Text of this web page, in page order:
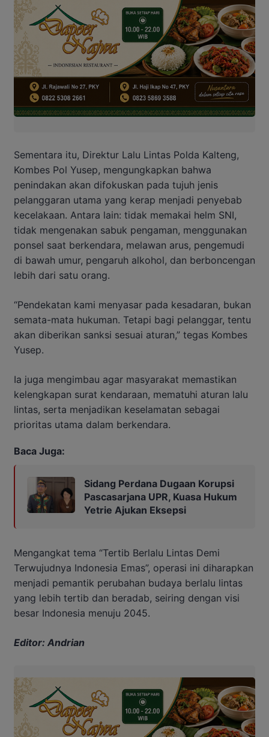
Sementara itu, Direktur Lalu Lintas Polda Kalteng,
Kombes Pol Yusep, mengungkapkan bahwa
penindakan akan difokuskan pada tujuh jenis
pelanggaran utama yang kerap menjadi penyebab
kecelakaan. Antara lain: tidak memakai helm SNI,
tidak mengenakan sabuk pengaman, menggunakan
ponsel saat berkendara, melawan arus, pengemudi
di bawah umur, pengaruh alkohol, dan berboncengan
lebih dari satu orang.
“Pendekatan kami menyasar pada kesadaran, bukan
semata-mata hukuman. Tetapi bagi pelanggar, tentu
akan diberikan sanksi sesuai aturan,” tegas Kombes
Yusep.
Ia juga mengimbau agar masyarakat memastikan
kelengkapan surat kendaraan, mematuhi aturan lalu
lintas, serta menjadikan keselamatan sebagai
prioritas utama dalam berkendara.
Baca Juga:
Sidang Perdana Dugaan Korupsi
Pascasarjana UPR, Kuasa Hukum
Yetrie Ajukan Eksepsi
Mengangkat tema “Tertib Berlalu Lintas Demi
Terwujudnya Indonesia Emas”, operasi ini diharapkan
menjadi pemantik perubahan budaya berlalu lintas
yang lebih tertib dan beradab, seiring dengan visi
besar Indonesia menuju 2045.
Editor: Andrian